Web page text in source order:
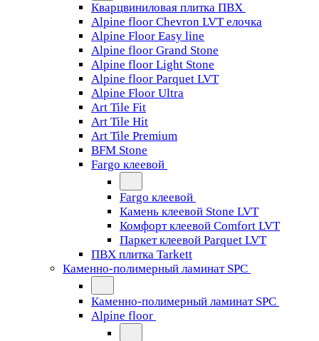
Кварцвиниловая плитка ПВХ
Alpine floor Chevron LVT елочка
Alpine Floor Easy line
Alpine floor Grand Stone
Alpine floor Light Stone
Alpine floor Parquet LVT
Alpine Floor Ultra
Art Tile Fit
Art Tile Hit
Art Tile Premium
BFM Stone
Fargo клеевой
Fargo клеевой
Камень клеевой Stone LVT
Комфорт клеевой Comfort LVT
Паркет клеевой Parquet LVT
ПВХ плитка Tarkett
Каменно-полимерный ламинат SPC
Каменно-полимерный ламинат SPC
Alpine floor